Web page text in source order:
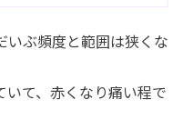
いぶ頻度と範囲は狭くな
て、赤くなり痛い程で